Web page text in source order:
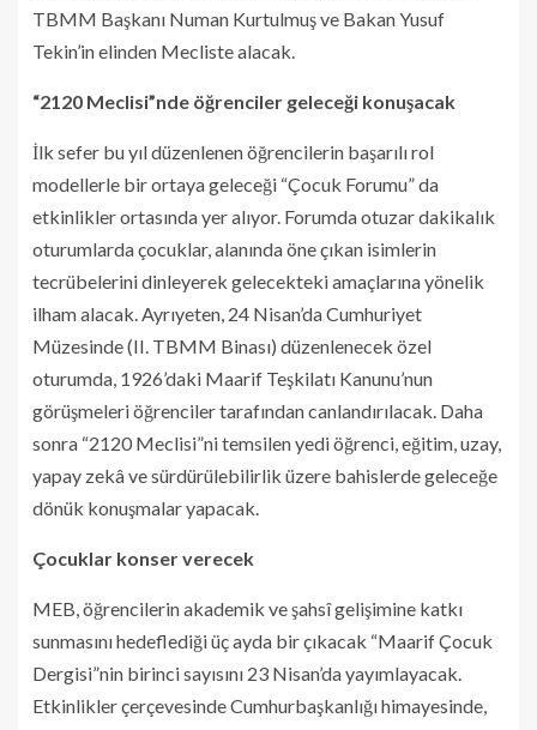
TBMM Başkanı Numan Kurtulmuş ve Bakan Yusuf
Tekin’in elinden Mecliste alacak.
“2120 Meclisi”nde öğrenciler geleceği konuşacak
İlk sefer bu yıl düzenlenen öğrencilerin başarılı rol
modellerle bir ortaya geleceği “Çocuk Forumu” da
etkinlikler ortasında yer alıyor. Forumda otuzar dakikalık
oturumlarda çocuklar, alanında öne çıkan isimlerin
tecrübelerini dinleyerek gelecekteki amaçlarına yönelik
ilham alacak. Ayrıyeten, 24 Nisan’da Cumhuriyet
Müzesinde (II. TBMM Binası) düzenlenecek özel
oturumda, 1926’daki Maarif Teşkilatı Kanunu’nun
görüşmeleri öğrenciler tarafından canlandırılacak. Daha
sonra “2120 Meclisi”ni temsilen yedi öğrenci, eğitim, uzay,
yapay zekâ ve sürdürülebilirlik üzere bahislerde geleceğe
dönük konuşmalar yapacak.
Çocuklar konser verecek
MEB, öğrencilerin akademik ve şahsî gelişimine katkı
sunmasını hedeflediği üç ayda bir çıkacak “Maarif Çocuk
Dergisi”nin birinci sayısını 23 Nisan’da yayımlayacak.
Etkinlikler çerçevesinde Cumhurbaşkanlığı himayesinde,